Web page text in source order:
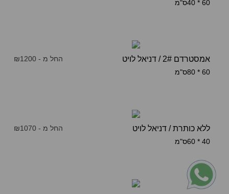
60 * 40ס"מ
אמסטרדם 2# / דניאל לויט
60 * 80ס"מ
החל מ - ₪1200
ללא כותרת / דניאל לויט
40 * 60ס"מ
החל מ - ₪1070